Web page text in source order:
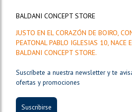
BALDANI CONCEPT STORE
JUSTO EN EL CORAZÓN DE BOIRO,
PEATONAL PABLO IGLESIAS 10, NACE
BALDANI CONCEPT STORE.
Suscríbete a nuestra newsletter y te
ofertas y promociones
Suscribirse